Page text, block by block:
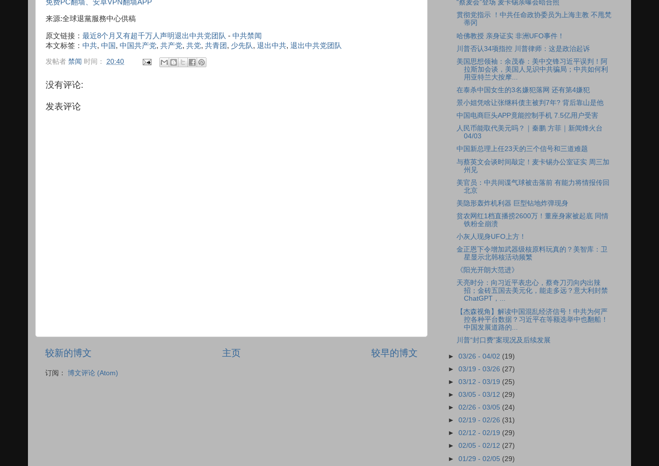
免费PC翻墙、安卓VPN翻墙APP
来源:全球退黨服務中心供稿
原文链接： 最近8个月又有超千万人声明退出中共党团队 - 中共禁闻
本文标签： 中共, 中国 , 中国共产党, 共产党, 共党, 共青团 , 少先队, 退出中共, 退出中共党团队
发帖者 禁闻 时间： 20:40
没有评论:
发表评论
较新的博文 较早的博文
主页
订阅： 博文评论 (Atom)
“蔡麦会”登场 麦卡锡亲曝会晤合照
贯彻党指示 ！中共任命政协委员为上海主教 不甩梵
蒂冈
哈佛教授 亲身证实 非洲UFO事件！
川普否认34项指控 川普律师：这是政治起诉
美国思想领袖：余茂春：美中交锋习近平误判！阿
拉斯加会谈，美国人见识中共骗局；中共如何利
用亚特兰大按摩...
在泰杀中国女生的3名嫌犯落网 还有第4嫌犯
景小姐凭啥让张继科债主被判7年? 背后靠山是他
中国电商巨头APP竟能控制手机 7.5亿用户受害
人民币能取代美元吗？｜秦鹏 方菲｜新闻烽火台
04/03
中国新总理上任23天的三个信号和三道难题
与蔡英文会谈时间敲定！麦卡锡办公室证实 周三加
州见
美官员：中共间谍气球被击落前 有能力将情报传回
北京
美隐形轰炸机利器 巨型钻地炸弹现身
贫农网红1档直播捞2600万！董座身家被起底 同情
铁粉全崩溃
小灰人现身UFO上方！
金正恩下令增加武器级核原料玩真的？美智库：卫
星显示北韩核活动频繁
《阳光开朗大范进》
天亮时分：向习近平表忠心，蔡奇刀刃向内出辣
招；金砖五国去美元化，能走多远？意大利封禁
ChatGPT，...
【杰森视角】解读中国混乱经济信号！中共为何严
控各种平台数据？习近平在等额选举中也翻船！
中国发展道路的...
川普“封口费”案现况及后续发展
►03/26 - 04/02 (19)
►03/19 - 03/26 (27)
►03/12 - 03/19 (25)
►03/05 - 03/12 (29)
►02/26 - 03/05 (24)
►02/19 - 02/26 (31)
►02/12 - 02/19 (29)
►02/05 - 02/12 (27)
►01/29 - 02/05 (29)